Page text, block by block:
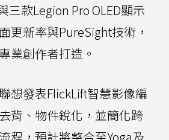
三款Legion Pro OLED顯示
更新率與PureSight技術，
業創作者打造。
想發表FlickLift智慧影像編
背、物件銳化，並簡化跨
程，預計將整合至Yoga及